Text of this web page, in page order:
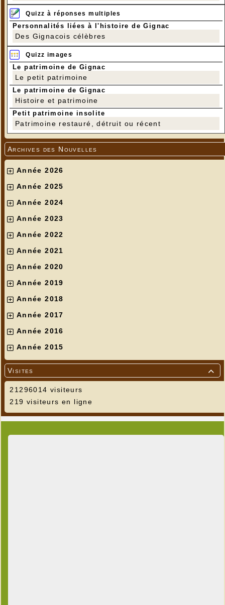
Quizz à réponses multiples
Personnalités liées à l'histoire de Gignac
Des Gignacois célèbres
Quizz images
Le patrimoine de Gignac
Le petit patrimoine
Le patrimoine de Gignac
Histoire et patrimoine
Petit patrimoine insolite
Patrimoine restauré, détruit ou récent
Archives des Nouvelles
Année 2026
Année 2025
Année 2024
Année 2023
Année 2022
Année 2021
Année 2020
Année 2019
Année 2018
Année 2017
Année 2016
Année 2015

Visites
21296014 visiteurs
219 visiteurs en ligne